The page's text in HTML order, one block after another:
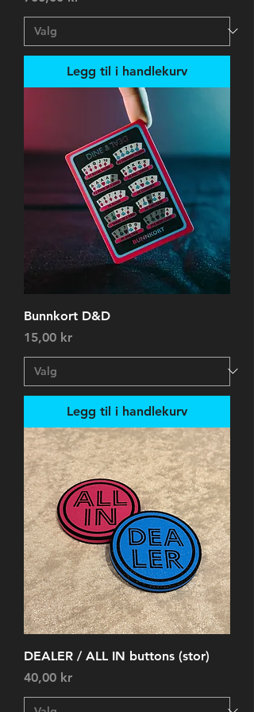
Legg til i handlekurv
Bunnkort D&D
Pris
15,00 kr
Legg til i handlekurv
DEALER / ALL IN buttons (stor)
Pris
40,00 kr